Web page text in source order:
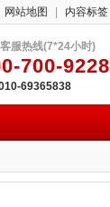
网站地图 内容标签
服热线(7*24小时)
700-9228
69365838